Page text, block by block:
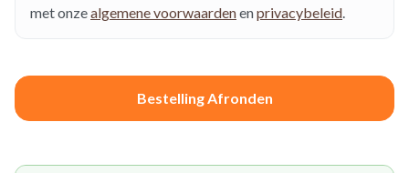
met onzealgemene voorwaardenenprivacybeleid.
Bestelling Afronden